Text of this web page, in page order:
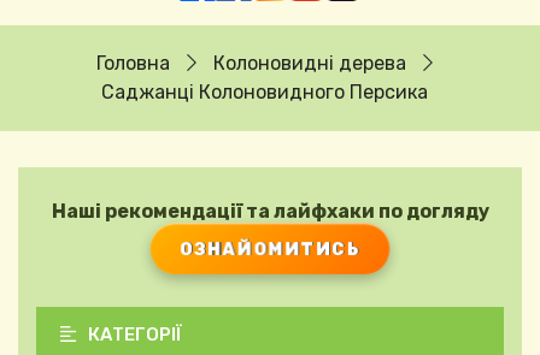
Рядок навіґації
Головна
Колоновидні дерева
Саджанці Колоновидного Персика
Наші рекомендації та лайфхаки по догляду
ОЗНАЙОМИТИСЬ
КАТЕГОРІЇ